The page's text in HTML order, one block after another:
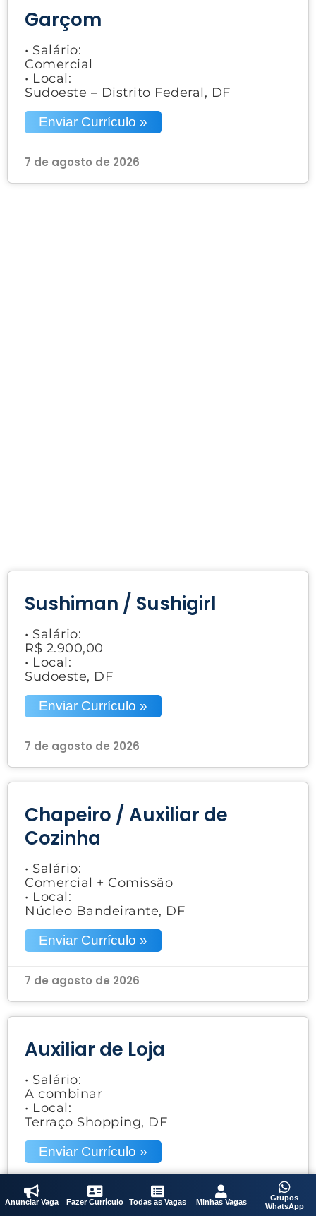
Garçom
• Salário:
Comercial
• Local:
Sudoeste – Distrito Federal, DF
Enviar Currículo »
7 de agosto de 2026
Sushiman / Sushigirl
• Salário:
R$ 2.900,00
• Local:
Sudoeste, DF
Enviar Currículo »
7 de agosto de 2026
Chapeiro / Auxiliar de
Cozinha
• Salário:
Comercial + Comissão
• Local:
Núcleo Bandeirante, DF
Enviar Currículo »
7 de agosto de 2026
Auxiliar de Loja
• Salário:
A combinar
• Local:
Terraço Shopping, DF
Enviar Currículo »
7 de agosto de 2026
Anunciar Vaga Fazer Currículo Todas as Vagas Minhas Vagas
Grupos
WhatsApp